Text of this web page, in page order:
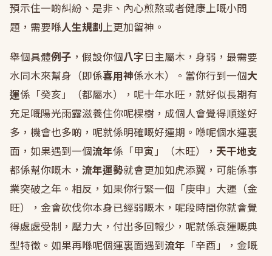
預示住一啲糾紛、是非、內心煎熬或者健康上嘅小問
題，需要喺人生規劃上更加留神。
舉個具體例子 ，假設你個八字日主屬木，身弱，最需要
水同木來幫身（即係喜用神係水木）。當你行到一個大
運係「癸亥」（都屬水），呢十年水旺，就好似長期有
充足嘅陽光雨露滋養住你呢棵樹，成個人會覺得順遂好
多，機會也多啲，呢就係明確嘅好運期。喺呢個水運裏
面，如果遇到一個流年係「甲寅」（木旺）， 天干地支
都係幫你嘅木， 流年運勢就會更加如虎添翼，可能係事
業突破之年。相反，如果你行緊一個「庚申」大運（金
旺），金會砍伐你本身已經弱嘅木，呢段時間你就會覺
得處處受制，壓力大，付出多回報少，呢就係衰運嘅典
型特徵。如果再喺呢個運裏面遇到流年 「辛酉」，金嘅